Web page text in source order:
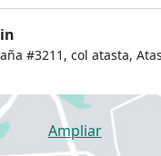
#3211, col atasta,
Ampliarse abre en